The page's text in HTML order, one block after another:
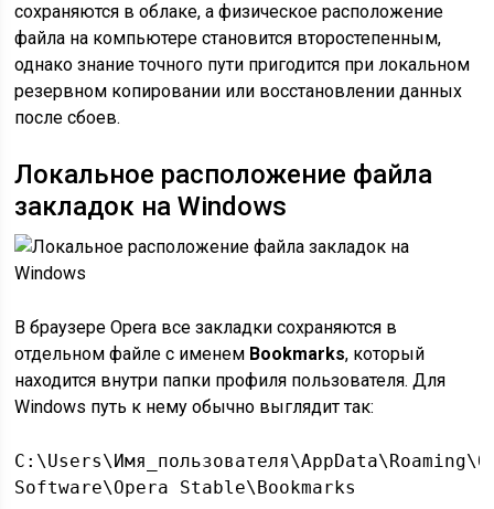
сохраняются в облаке, а физическое расположение
файла на компьютере становится второстепенным,
однако знание точного пути пригодится при локальном
резервном копировании или восстановлении данных
после сбоев.
Локальное расположение файла
закладок на Windows
В браузере Opera все закладки сохраняются в
отдельном файле с именем Bookmarks, который
находится внутри папки профиля пользователя. Для
Windows путь к нему обычно выглядит так:
Software\Opera Stable\Bookmarks